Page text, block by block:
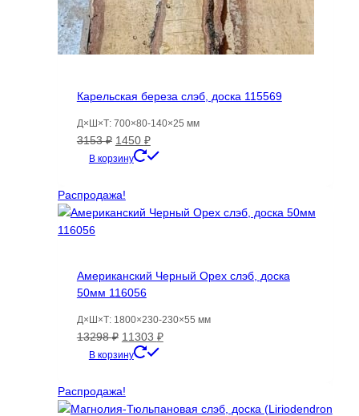
Карельская береза слэб, доска 115569
Д×Ш×Т: 700×80-140×25 мм
3153₽ Первоначальная
цена
3153 ₽.
1450 ₽Текущая
цена:
В корзину
Распродажа!
Американский Черный Орех слэб, доска
50мм 116056
Д×Ш×Т: 1800×230-230×55 мм
13298₽ Первоначальная
цена
13298 ₽.
11303 ₽Текущая
В корзину
Распродажа!